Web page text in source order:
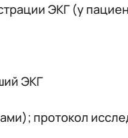
ЭКГ (у
ЭКГ
протокол